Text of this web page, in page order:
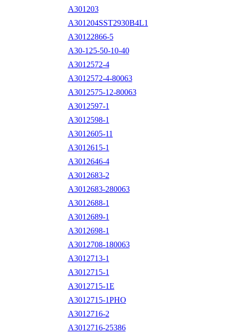
A301203
A301204SST2930B4L1
A30122866-5
A30-125-50-10-40
A3012572-4
A3012572-4-80063
A3012575-12-80063
A3012597-1
A3012598-1
A3012605-11
A3012615-1
A3012646-4
A3012683-2
A3012683-280063
A3012688-1
A3012689-1
A3012698-1
A3012708-180063
A3012713-1
A3012715-1
A3012715-1E
A3012715-1PHO
A3012716-2
A3012716-25386